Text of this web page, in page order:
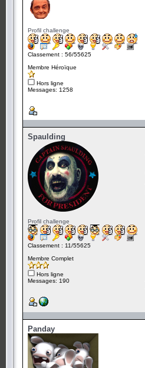
Profil challenge
Classement : 56/55625
Membre Héroïque
Hors ligne
Messages: 1258
Spaulding
Profil challenge
Classement : 11/55625
Membre Complet
Hors ligne
Messages: 190
Panday